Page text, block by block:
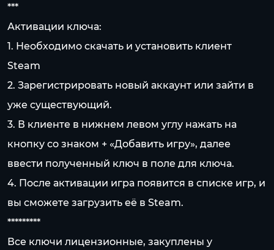
***
Активации ключа:
1. Необходимо скачать и установить клиент
Steam
2. Зарегистрировать новый аккаунт или зайти в
уже существующий.
3. В клиенте в нижнем левом углу нажать на
кнопку со знаком + «Добавить игру», далее
ввести полученный ключ в поле для ключа.
4. После активации игра появится в списке игр, и
вы сможете загрузить её в Steam.
*********
Все ключи лицензионные, закуплены у